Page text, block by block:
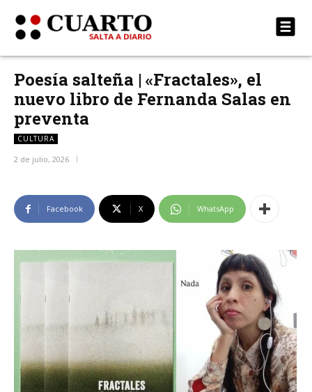
Poesía salteña | «Fractales», el
nuevo libro de Fernanda Salas en
preventa
CULTURA
2 de julio, 2026
Facebook X WhatsApp